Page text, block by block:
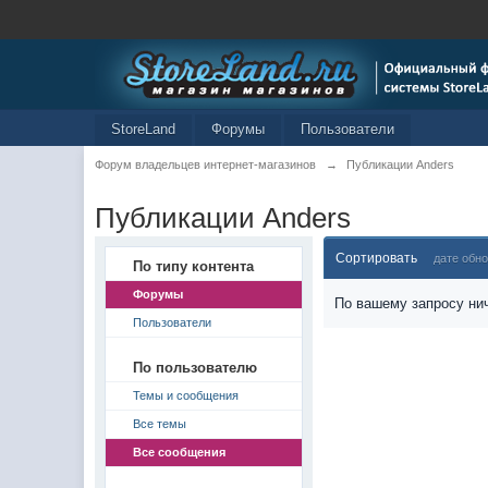
StoreLand Форумы Пользователи
Форум владельцев интернет-магазинов → Публикации Anders
Публикации Anders
По типу контента
Форумы
Пользователи
По пользователю
Темы и сообщения
Все темы
Все сообщения
Сортировать дате
По вашему запросу